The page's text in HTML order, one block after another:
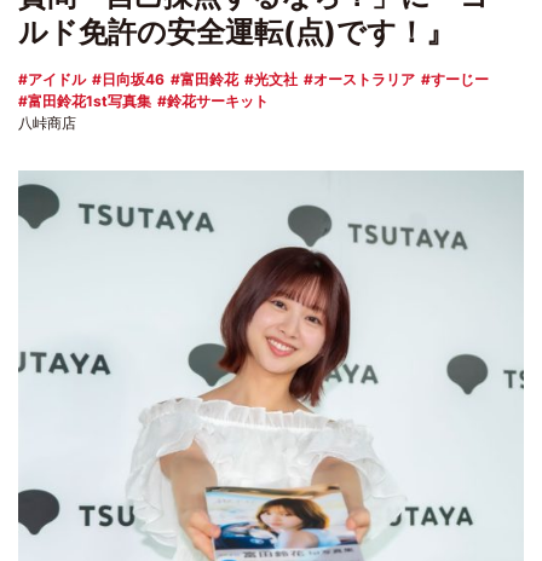
ルド免許の安全運転(点)です！』
アイドル 日向坂46 富田鈴花 光文社 オーストラリア
すーじー
富田鈴花1st写真集
鈴花サーキット
八峠商店